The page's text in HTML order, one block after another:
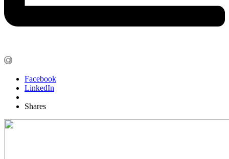
Facebook
LinkedIn
Shares